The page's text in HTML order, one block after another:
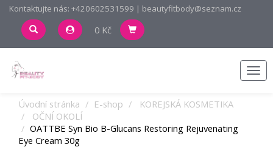
Kontaktujte nás: +420602531599 | beautyfitbody@seznam.cz
0 Kč
Úvodní stránka E-shop
KOREJSKÁ KOSMETIKA
OČNÍ OKOLÍ
OATTBE Syn Bio B-Glucans Restoring Rejuvenating
Eye Cream 30g